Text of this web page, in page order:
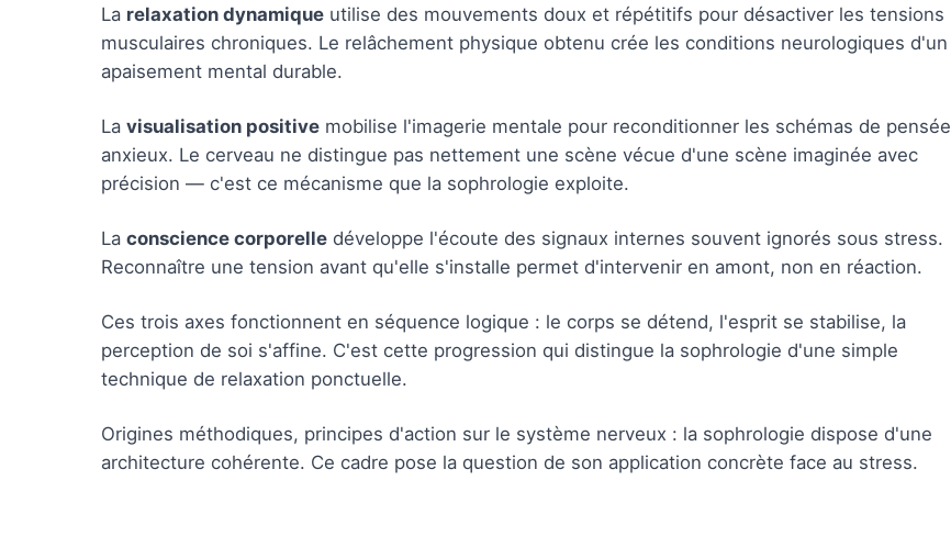
La relaxation dynamique utilise des mouvements doux et répétitifs pour désactiver les tensions
musculaires chroniques. Le relâchement physique obtenu crée les conditions neurologiques d'un
apaisement mental durable.
La visualisation positive mobilise l'imagerie mentale pour reconditionner les schémas de pensée
anxieux. Le cerveau ne distingue pas nettement une scène vécue d'une scène imaginée avec
précision — c'est ce mécanisme que la sophrologie exploite.
La conscience corporelle développe l'écoute des signaux internes souvent ignorés sous stress.
Reconnaître une tension avant qu'elle s'installe permet d'intervenir en amont, non en réaction.
Ces trois axes fonctionnent en séquence logique : le corps se détend, l'esprit se stabilise, la
perception de soi s'affine. C'est cette progression qui distingue la sophrologie d'une simple
technique de relaxation ponctuelle.
Origines méthodiques, principes d'action sur le système nerveux : la sophrologie dispose d'une
architecture cohérente. Ce cadre pose la question de son application concrète face au stress.